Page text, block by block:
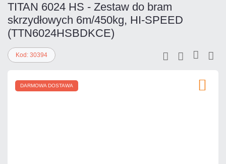
TITAN 6024 HS - Zestaw do bram
skrzydłowych 6m/450kg, HI-SPEED
(TTN6024HSBDKCE)
Kod: 30394
DARMOWA DOSTAWA